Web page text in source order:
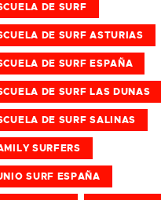
DE SURF
DE SURF ASTURIAS
DE SURF ESPAÑA
DE SURF LAS DUNAS
DE SURF SALINAS
SURFERS
SURF ESPAÑA